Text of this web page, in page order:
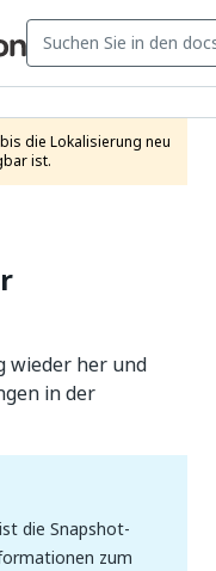
die Lokalisierung neu
ist.
wieder her und
in der
die Snapshot-
zum